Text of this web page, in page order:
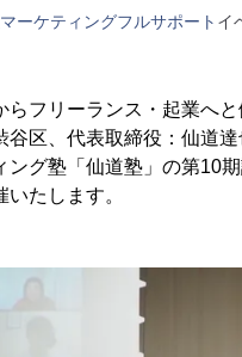
ーケティングフルサポート イ
らフリーランス・起業へ
谷区、代表取締役：仙道
ング塾「仙道塾」の第10
いたします。